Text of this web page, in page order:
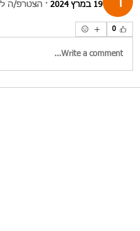
19 במרץ 2024 · הצטרפ/ה
0
Write a comment...